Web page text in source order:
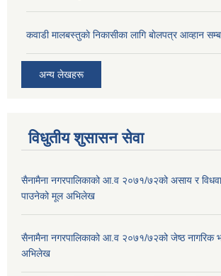
कवाडी मालबस्तुकाे निकासीका लागि बाेलपत्र आव्हान
अन्य लेखहरू
विधुतीय शुसासन सेवा
सैनामैना नगरपालिकाको आ.व २०७१/७२को असाय र विधवा
पाउनेको मूल अभिलेख
सैनामैना नगरपालिकाको आ.व २०७१/७२को जेष्ठ नागरिक
अभिलेख